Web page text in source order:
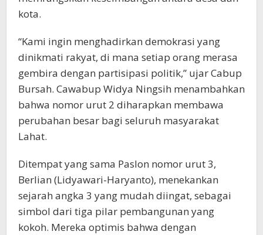
kota.
“Kami ingin menghadirkan demokrasi yang
dinikmati rakyat, di mana setiap orang merasa
gembira dengan partisipasi politik,” ujar Cabup
Bursah. Cawabup Widya Ningsih menambahkan
bahwa nomor urut 2 diharapkan membawa
perubahan besar bagi seluruh masyarakat
Lahat.
Ditempat yang sama Paslon nomor urut 3,
Berlian (Lidyawari-Haryanto), menekankan
sejarah angka 3 yang mudah diingat, sebagai
simbol dari tiga pilar pembangunan yang
kokoh. Mereka optimis bahwa dengan